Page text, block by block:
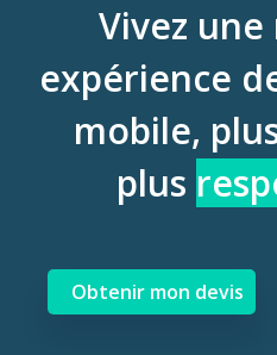
Vivez
expérience
mobile,
plus
Obtenir mon devis